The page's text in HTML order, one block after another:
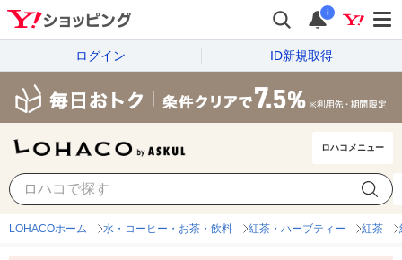
i
ログイン ID新規取得
ロハコメニュー
LOHACOホーム 水・コーヒー・お茶・飲料 紅茶・ハーブティー 紅茶